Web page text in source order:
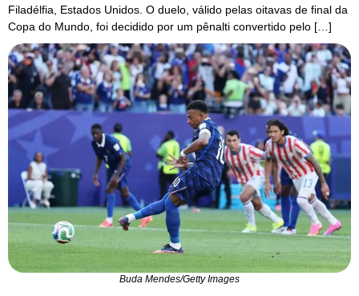
Filadélfia, Estados Unidos. O duelo, válido pelas oitavas de final da
Copa do Mundo, foi decidido por um pênalti convertido pelo […]
Buda Mendes/Getty Images